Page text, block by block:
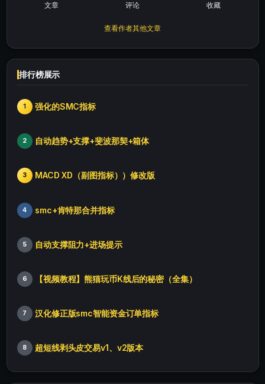
文章 评论 收藏
查看作者其他文章
排行榜展示
1 强化的SMC指标
2 自动趋势+支撑+斐波那契+箱体
3 MACD XD（副图指标））修改版
4 smc+肯特那合并指标
5 自动支撑阻力+进场提示
6 【视频教程】熊猫玩币K线后的秘密（全集）
7 汉化修正版smc智能资金订单指标
8 超短线剥头皮交易v1、v2版本